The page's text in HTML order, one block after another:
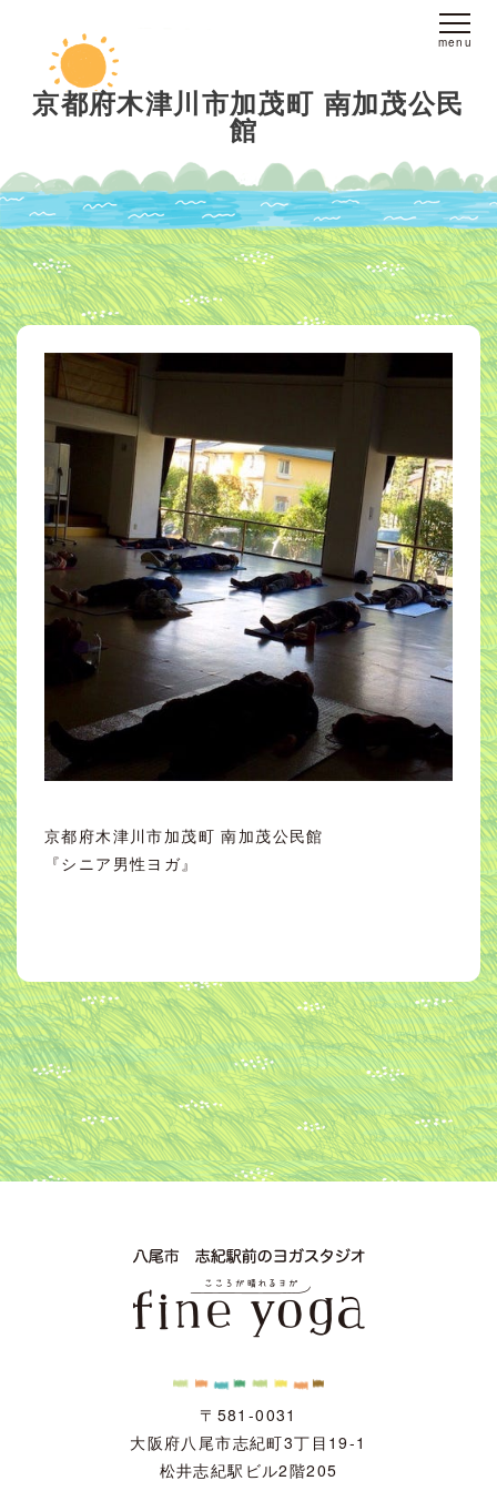
ホーム
fine yogaについて
スタジオへのアクセス
レッスンについて
スタジオレッスン
オンラインレッスン
プライベートレッスン
インストラクター派遣
ブログ
お客様の声
お問い合わせ
京都府木津川市加茂町 南加茂公民
館
京都府木津川市加茂町 南加茂公民館
『シニア男性ヨガ』
〒581-0031
大阪府八尾市志紀町3丁目19-1
松井志紀駅ビル2階205